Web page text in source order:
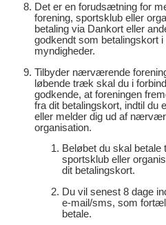
Det er en forudsætning for
forening, sportsklub eller
betaling via Dankort eller
godkendt som betalingskort
myndigheder.
Tilbyder nærværende
løbende træk skal du i
godkende, at foreningen
fra dit betalingskort, indtil du
eller melder dig ud af
organisation.
Beløbet du skal
sportsklub eller
dit betalingskort.
Du vil senest 8 dage
e-mail/sms, som
betale.